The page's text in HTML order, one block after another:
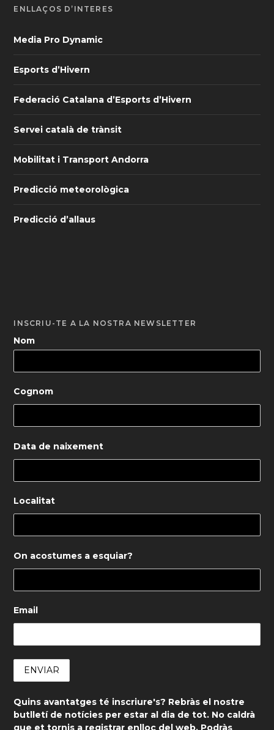
ENLLAÇOS D’INTERÈS
Media Pro Dynamic
Esports d’Hivern
Federació Catalana d’Esports d’Hivern
Servei català de trànsit
Mobilitat i Transport Andorra
Predicció meteorològica
Predicció d’allaus
INSCRIU-TE A LA NOSTRA NEWSLETTER
Nom
Cognom
Data de naixement
Localitat
On acostumes a esquiar?
Email
Quins avantatges té inscriure's? Rebràs el nostre
butlletí de notícies per estar al dia de tot. No caldrà
que et tornis a registrar enlloc del web. Podràs